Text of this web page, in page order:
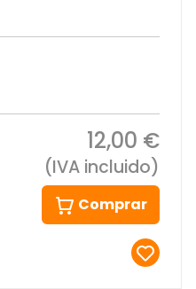
12,00 €
(IVA incluido)
Comprar